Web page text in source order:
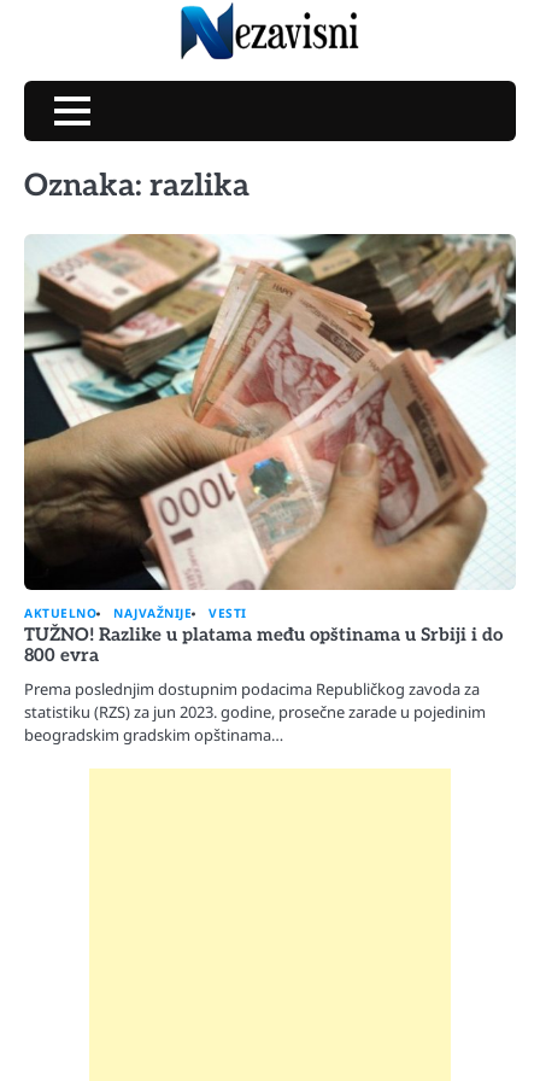
Oznaka: razlika
AKTUELNO NAJVAŽNIJE VESTI
TUŽNO! Razlike u platama među opštinama u Srbiji i do
800 evra
Prema poslednjim dostupnim podacima Republičkog zavoda za
statistiku (RZS) za jun 2023. godine, prosečne zarade u pojedinim
beogradskim gradskim opštinama…